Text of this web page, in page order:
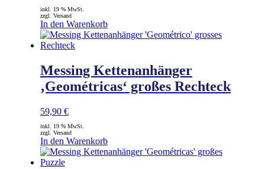
inkl. 19 % MwSt.
zzgl. Versand
In den Warenkorb
Messing Kettenanhänger
‚Geométricas‘ großes Rechteck
59,90 €
inkl. 19 % MwSt.
zzgl. Versand
In den Warenkorb